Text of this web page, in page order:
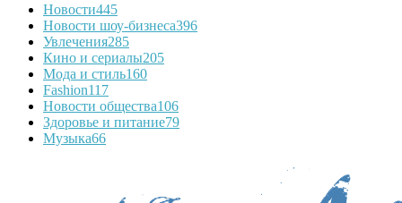
Новости445
Новости шоу-бизнеса396
Увлечения285
Кино и сериалы205
Мода и стиль160
Fashion117
Новости общества106
Здоровье и питание79
Музыка66